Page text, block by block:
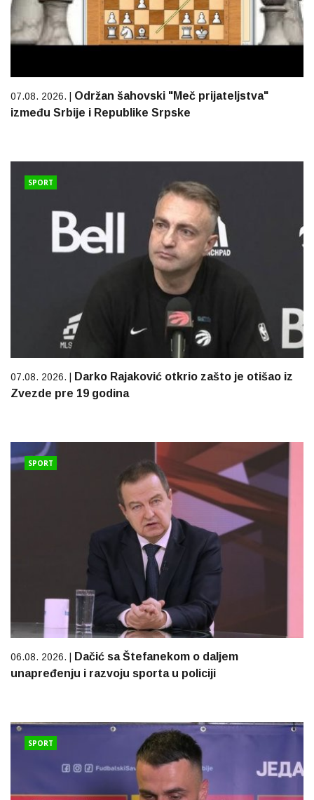
07.08. 2026. | Održan šahovski "Meč prijateljstva"
između Srbije i Republike Srpske
SPORT
07.08. 2026. | Darko Rajaković otkrio zašto je otišao iz
Zvezde pre 19 godina
SPORT
06.08. 2026. |
Dačić sa Štefanekom o daljem
unapređenju i razvoju sporta u policiji
SPORT